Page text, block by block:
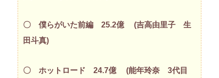
〇 僕らがいた前編 25.2億 (吉高由里子 生
田斗真)
〇 ホットロード 24.7億 (能年玲奈 3代目